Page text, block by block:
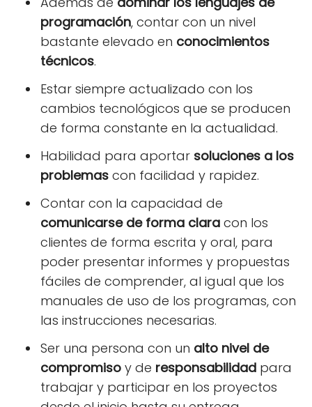
programación, contar con un nivel
bastante elevado en conocimientos
técnicos.
Estar siempre actualizado con los
cambios tecnológicos que se producen
de forma constante en la actualidad.
Habilidad para aportar soluciones a los
problemas con facilidad y rapidez.
Contar con la capacidad de
comunicarse de forma clara con los
clientes de forma escrita y oral, para
poder presentar informes y propuestas
fáciles de comprender, al igual que los
manuales de uso de los programas, con
las instrucciones necesarias.
Ser una persona con un alto nivel de
compromiso y de responsabilidad para
trabajar y participar en los proyectos